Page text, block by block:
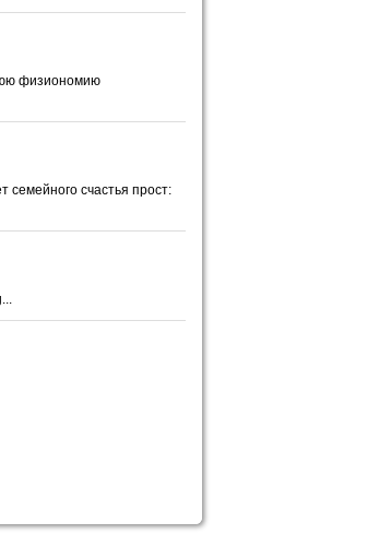
физиономию
счастья прост: